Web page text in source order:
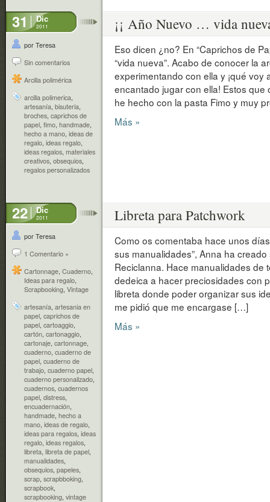
31 Dic
2011
por Teresa
Sin comentarios
Arcilla polimérica
arcilla polimerica,
artesanía, bisuteria,
broches, caprichos de
papel, fimo, handmade,
hecho a mano, ideas de
regalo, ideas regalo,
ideas regalos, materiales
creativos, obsequios,
regalos personalizados
¡¡ Año Nuevo … vida
Eso dicen ¿no? En “Caprichos de
“vida nueva”. Acabo de conocer la
experimentando con ella y ¡qué voy
encantado jugar con ella! Estos
he hecho con la pasta Fimo y muy
Más »
22 Dic
2011
por Teresa
1 Comentario »
Cartonnage, Cuaderno,
Ideas para regalo,
Scrapbooking, Vintage
artesanía, artesania en
papel, caprichos de
papel, cartoaggio,
cartón, cartonaggio,
cartonaje, cartonnage,
cuaderno, cuaderno de
papel, cuaderno de
trabajo, cuaderno papel,
cuaderno personalizado,
cuadernos, cuadernos
papel, distress,
encuadernación,
handmade, hecho a
mano, ideas de regalo,
ideas para regalos, ideas
regalo, ideas regalos,
libreta, libreta de papel,
manualidades,
obsequios, papeles,
scrap, scrapbboking,
scrapbook,
scrapbooking, vintage
Libreta para Patchwork
Como os comentaba hace unos
sus manualidades”, Anna ha
Reciclanna. Hace manualidades de
dedeica a hacer preciosidades con
libreta donde poder organizar sus
me pidió que me encargase […]
Más »